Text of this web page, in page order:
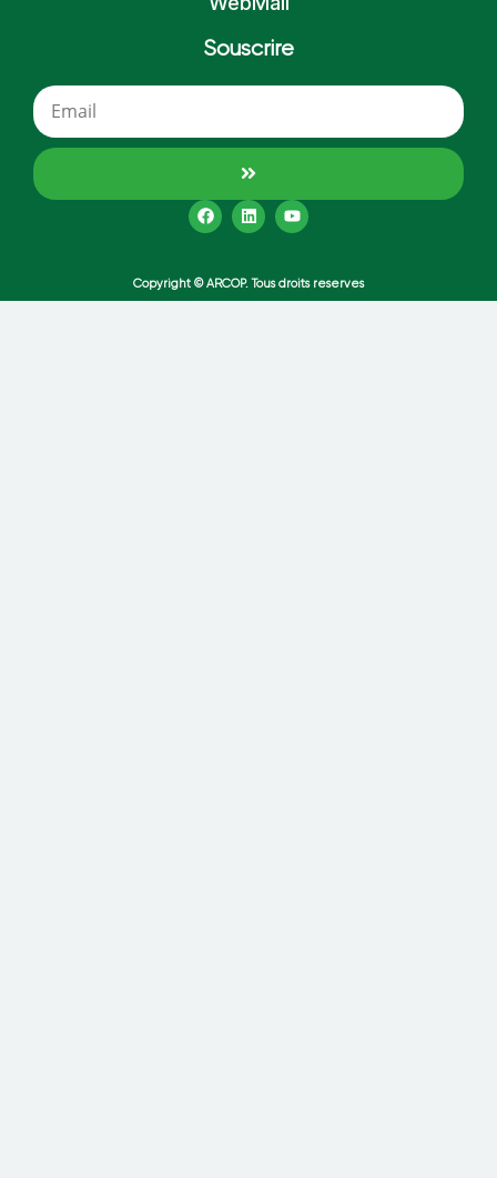
Souscrire
Copyright © ARCOP. Tous droits reserves